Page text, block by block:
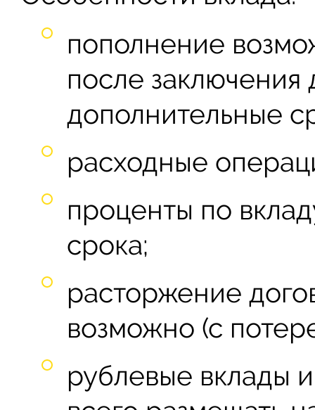
пополнение
после заключения
дополнительные
расходные
проценты по
срока;
расторжение
возможно (с
рублевые вклады